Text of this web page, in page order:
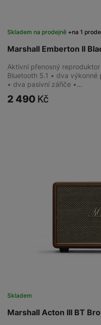
Marshall Emberton II
Skladem na prodejně na 1
Aktivní přenosný
Bluetooth 5.1 • dva
• dva pasivní zářiče •…
2 490 Kč
Marshall Acton III BT
Skladem